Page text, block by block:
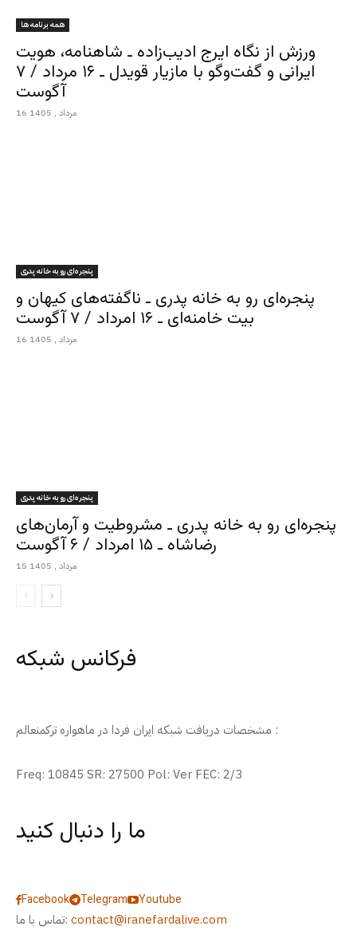
همه برنامه ها
ورزش از نگاه ایرج ادیب‌زاده ـ شاهنامه، هویت
ایرانی و گفت‌وگو با مازیار قویدل ـ ۱۶ مرداد / ۷
آگوست
16 مرداد , 1405
پنجره‌ای رو به خانه پدری
پنجره‌ای رو به خانه پدری ـ ناگفته‌های کیهان و
بیت خامنه‌ای ـ ۱۶ امرداد / ۷ آگوست
16 مرداد , 1405
پنجره‌ای رو به خانه پدری
پنجره‌ای رو به خانه پدری ـ مشروطیت و آرمان‌های
رضاشاه ـ ۱۵ امرداد / ۶ آگوست
15 مرداد , 1405
فرکانس شبکه
مشخصات دریافت شبکه ایران فردا در ماهواره ترکمنعالم :
Freq: 10845 SR: 27500 Pol: Ver FEC: 2/3
ما را دنبال کنید
Facebook Telegram
Youtube
تماس با ما: contact@iranefardalive.com